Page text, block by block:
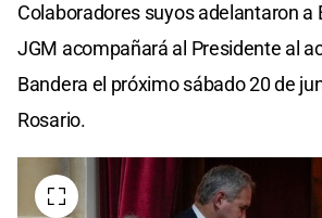
Colaboradores suyos adelantaron a
JGM acompañará al Presidente al
Bandera el próximo sábado 20 de
Rosario.